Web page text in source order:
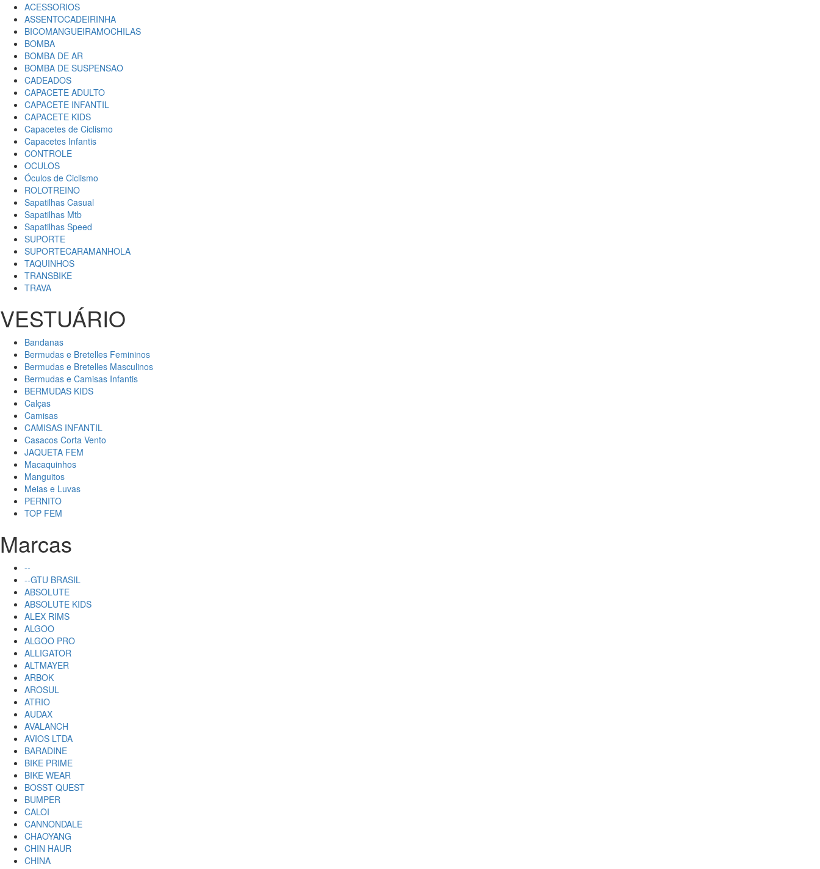
ACESSORIOS
ASSENTOCADEIRINHA
BICOMANGUEIRAMOCHILAS
BOMBA
BOMBA DE AR
BOMBA DE SUSPENSAO
CADEADOS
CAPACETE ADULTO
CAPACETE INFANTIL
CAPACETE KIDS
Capacetes de Ciclismo
Capacetes Infantis
CONTROLE
OCULOS
Óculos de Ciclismo
ROLOTREINO
Sapatilhas Casual
Sapatilhas Mtb
Sapatilhas Speed
SUPORTE
SUPORTECARAMANHOLA
TAQUINHOS
TRANSBIKE
TRAVA
VESTUÁRIO
Bandanas
Bermudas e Bretelles Femininos
Bermudas e Bretelles Masculinos
Bermudas e Camisas Infantis
BERMUDAS KIDS
Calças
Camisas
CAMISAS INFANTIL
Casacos Corta Vento
JAQUETA FEM
Macaquinhos
Manguitos
Meias e Luvas
PERNITO
TOP FEM
Marcas
--
--GTU BRASIL
ABSOLUTE
ABSOLUTE KIDS
ALEX RIMS
ALGOO
ALGOO PRO
ALLIGATOR
ALTMAYER
ARBOK
AROSUL
ATRIO
AUDAX
AVALANCH
AVIOS LTDA
BARADINE
BIKE PRIME
BIKE WEAR
BOSST QUEST
BUMPER
CALOI
CANNONDALE
CHAOYANG
CHIN HAUR
CHINA